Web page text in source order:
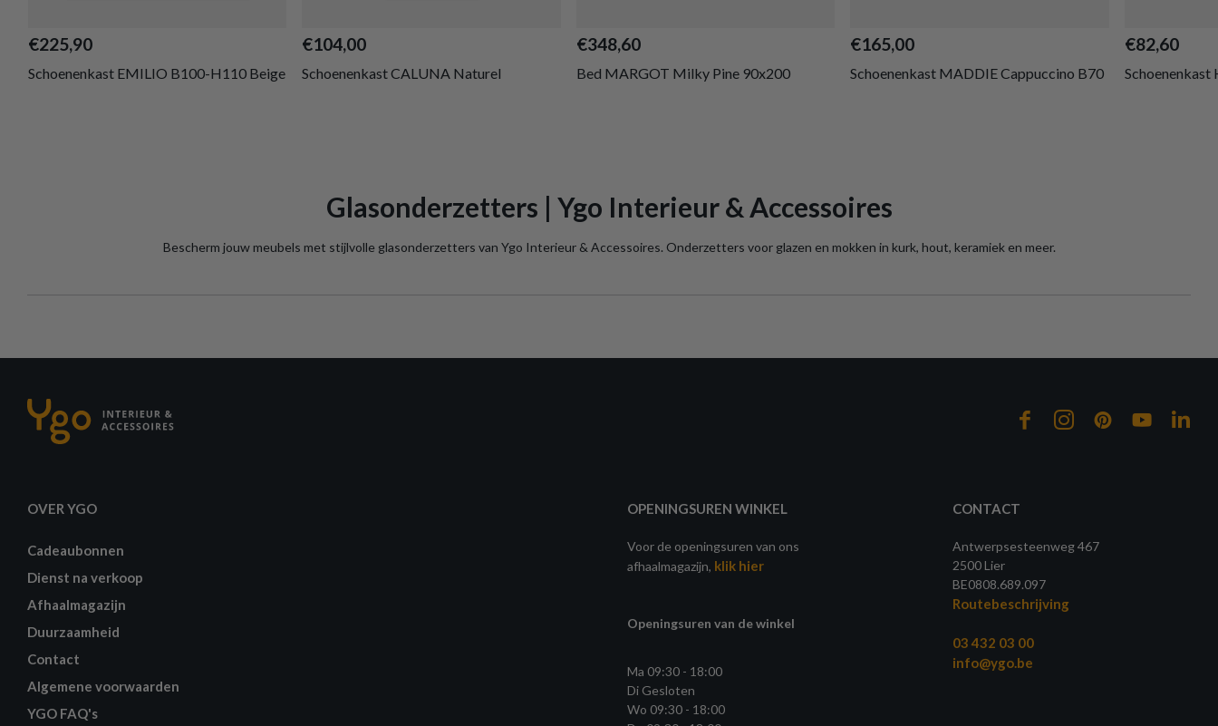
€225,90
Schoenenkast EMILIO B100-H110 Beige
€104,00
Schoenenkast CALUNA Naturel
€348,60
Bed MARGOT Milky Pine 90x200
€165,00
Schoenenkast MADDIE Cappuccino B70
€82,60
Schoenenkast
Glasonderzetters | Ygo Interieur & Accessoires
Bescherm jouw meubels met stijlvolle glasonderzetters van Ygo Interieur & Accessoires. Onderzetters voor glazen en mokken in kurk, hout, keramiek en meer.
OVER YGO
Cadeaubonnen
Dienst na verkoop
Afhaalmagazijn
Duurzaamheid
Contact
Algemene voorwaarden
YGO FAQ's
OPENINGSUREN WINKEL
Voor de openingsuren van ons
afhaalmagazijn, klik hier
Openingsuren van de winkel
Ma 09:30 - 18:00
Di Gesloten
Wo 09:30 - 18:00
CONTACT
Antwerpsesteenweg 467
2500 Lier
BE0808.689.097
Routebeschrijving
03 432 03 00
info@ygo.be